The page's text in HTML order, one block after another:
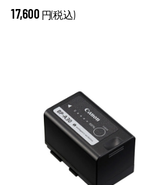
17,600 円(税込)